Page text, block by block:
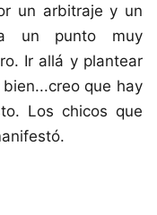
un arbitraje y un
un punto muy
Ir allá y plantear
que hay
Los chicos que